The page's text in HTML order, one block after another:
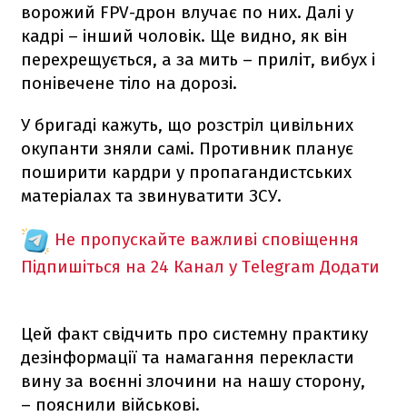
ворожий FPV-дрон влучає по них. Далі у
кадрі – інший чоловік. Ще видно, як він
перехрещується, а за мить – приліт, вибух і
понівечене тіло на дорозі.
У бригаді кажуть, що розстріл цивільних
окупанти зняли самі. Противник планує
поширити кардри у пропагандистських
матеріалах та звинуватити ЗСУ.
Не пропускайте важливі сповіщення
Підпишіться на 24 Канал у Telegram Додати
Цей факт свідчить про системну практику
дезінформації та намагання перекласти
вину за воєнні злочини на нашу сторону,
– пояснили військові.